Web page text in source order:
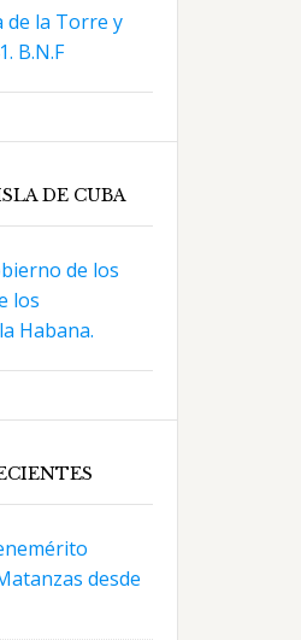
DE CUBA
desde